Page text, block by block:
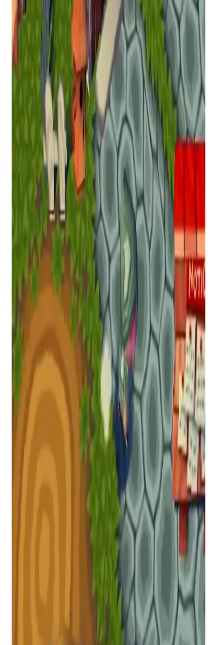
No entanto, os fãs conseguiram fazer o jogo rodar
nativamente no PC como parte do Animal
Crossing Decompilation Project, que agora está
disponível para você jogar no seu computador.
Se você quiser experimentar por si mesmo, pode
fazer o download na página GitHub do projeto. No
entanto, você ainda precisará possuir uma cópia
Travessia de animaisno GameCube, já que o
repositório na verdade não inclui nenhum ativo ou
montagem do jogo. Em vez disso, ele lê tudo do
A qualidade do porte geralmente está boa no
momento, permitindo que você jogue quase todo
o jogo sem grandes problemas.
No entanto, alguns bugs e falhas ainda foram
relatados, incluindo alguns problemas aleatórios
de memória que podem quebrar as telas de
carregamento e texturas do jogo, bem como
alguns problemas de áudio.
Ainda assim, pode ser o suficiente para encorajá-
lo a desenterrar aquela cópia velha e empoeirada
do jogo que está no seu sótão, sem jogar há
muitos anos.
Caso você não saiba exatamente o que é
descompilação, é basicamente uma forma de
extrair o código de máquina de um jogo e revertê-
Isso pode permitir que você crie uma porta de PC
que roda nativamente em sua máquina, sem
qualquer truque de emulação. Isso também leva à
adição de novos recursos e funções que vão além
do que é possível por meio da emulação.
O processo de descompilação é extremamente
complicado, e é por isso que esses projetos
podem levar anos para serem concluídos, e
também porque bugs e outros problemas ainda
surgem mesmo após a conclusão da